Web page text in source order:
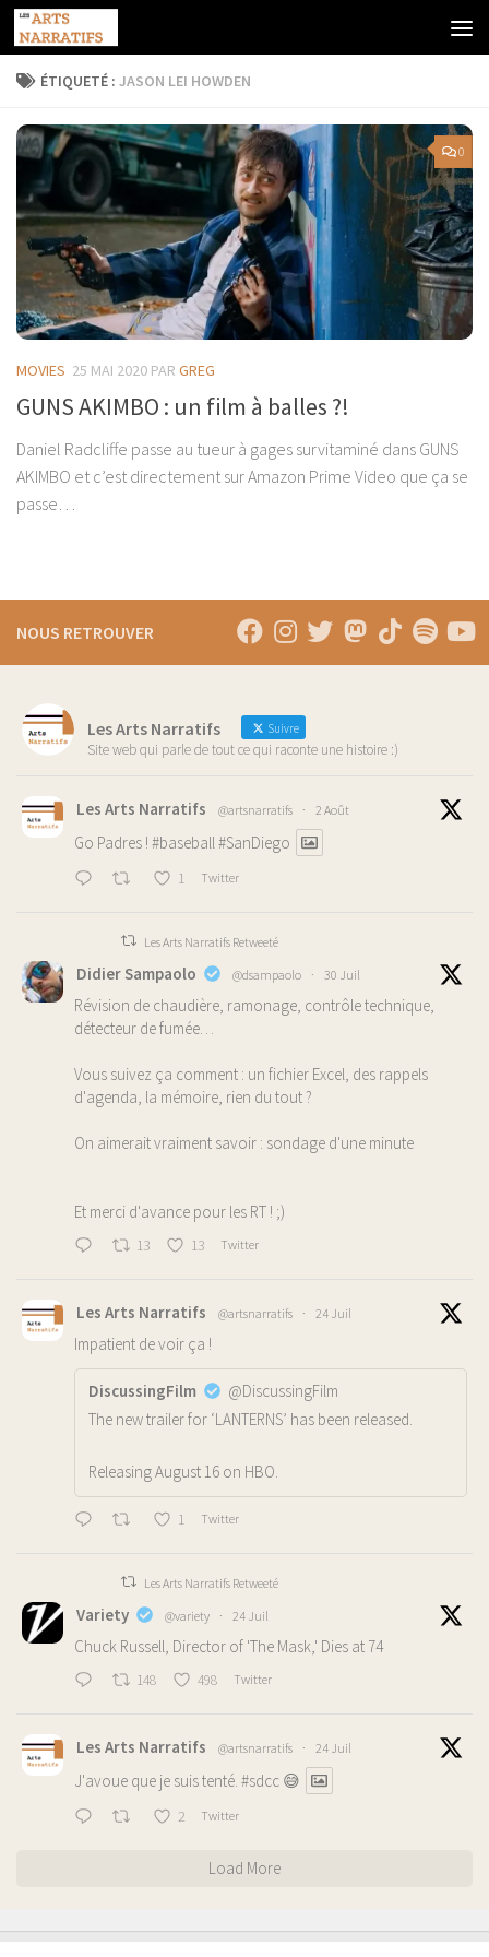
Skip to content
ÉTIQUETÉ : JASON LEI HOWDEN
0
MOVIES 25 MAI 2020 PAR GREG
GUNS AKIMBO : un film à balles ?!
Daniel Radcliffe passe au tueur à gages survitaminé dans GUNS
AKIMBO et c’est directement sur Amazon Prime Video que ça se
passe…
NOUS RETROUVER
Les Arts Narratifs Suivre
Site web qui parle de tout ce qui raconte une histoire :)
Les Arts Narratifs @artsnarratifs · 2 Août
Go Padres ! #baseball #SanDiego
1 Twitter
Les Arts Narratifs Retweeté
Didier Sampaolo @dsampaolo · 30 Juil
Révision de chaudière, ramonage, contrôle technique,
détecteur de fumée…
Vous suivez ça comment : un fichier Excel, des rappels
d'agenda, la mémoire, rien du tout ?
On aimerait vraiment savoir : sondage d'une minute
Et merci d'avance pour les RT ! ;)
13 13 Twitter
Les Arts Narratifs @artsnarratifs · 24 Juil
Impatient de voir ça !
DiscussingFilm
@DiscussingFilm
The new trailer for ‘LANTERNS’ has been released.
Releasing August 16 on HBO.
1 Twitter
Les Arts Narratifs Retweeté
Variety @variety · 24 Juil
Chuck Russell, Director of 'The Mask,' Dies at 74
148 498 Twitter
Les Arts Narratifs @artsnarratifs · 24 Juil
J'avoue que je suis tenté. #sdcc 😅
2 Twitter
Load More